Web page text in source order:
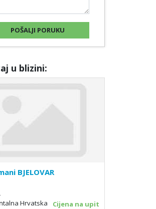
u blizini:
BJELOVAR
Hrvatska Cijena na upit